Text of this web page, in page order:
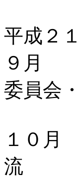
平成２
９月
委員会
１０
流